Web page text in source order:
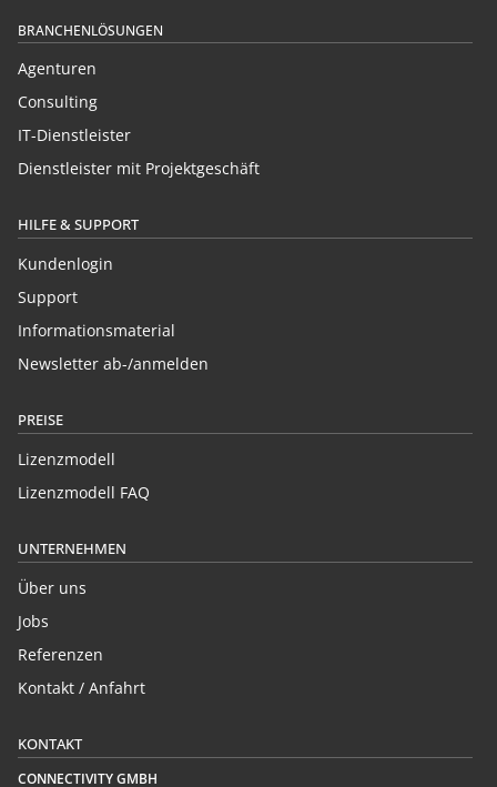
BRANCHENLÖSUNGEN
Agenturen
Consulting
IT-Dienstleister
Dienstleister mit Projektgeschäft
HILFE & SUPPORT
Kundenlogin
Support
Informationsmaterial
Newsletter ab-/anmelden
PREISE
Lizenzmodell
Lizenzmodell FAQ
UNTERNEHMEN
Über uns
Jobs
Referenzen
Kontakt / Anfahrt
KONTAKT
CONNECTIVITY GMBH